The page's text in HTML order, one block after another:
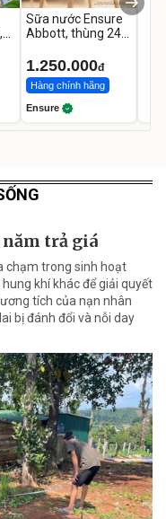
Sữa nước Ensure
Abbott, thùng 24
1.250.000đ
Hàng chính hãng
Ensure
trả giá
chạm trong sinh hoạt
khí khác để giải quyết
tích của nạn nhân
bị đánh đổi và nỗi day